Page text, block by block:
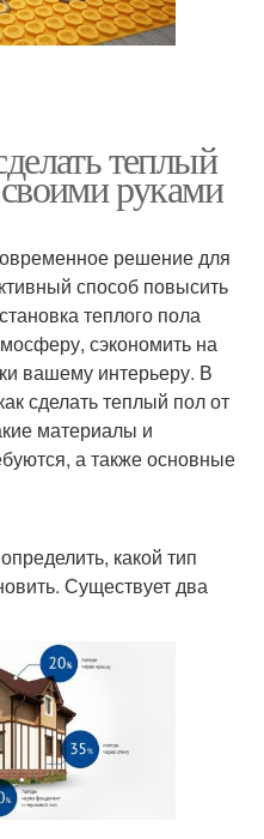
теплый
руками
решение для
способ повысить
теплого пола
сэкономить на
вашему интерьеру. В
сделать теплый пол от
материалы и
а также основные
какой тип
Существует два